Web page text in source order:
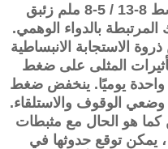
24 ساعة بعد الجرعات بمتوسط ​​8-13 / 5-8 ملم زئبق
بالدواء الوهمي.
هي 60-70٪ من ذروة الاستجابة الانبساطية
المثلى على ضغط
بجرعة واحدة يوميًا. ينخفض ​​ضغط
وضعي الوقوف والاستلقاء.
كما هو الحال مع مثبطات
، يمكن توقع حدوثها في